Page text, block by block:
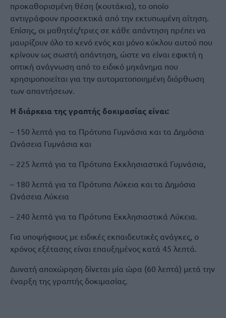
προκαθορισμένη θέση (κουτάκια), το οποίο
αντιγράφουν προσεκτικά από την εκτυπωμένη αίτηση.
Επίσης, οι μαθητές/τριες σε κάθε απάντηση πρέπει να
μαυρίζουν όλο το κενό ενός και μόνο κύκλου αυτού που
κρίνουν ως σωστή απάντηση, ώστε να είναι εφικτή η
οπτική ανάγνωση από το ειδικό μηχάνημα που
χρησιμοποιείται για την αυτοματοποιημένη διόρθωση
των απαντήσεων.
Η διάρκεια της γραπτής δοκιμασίας είναι:
– 150 λεπτά για τα Πρότυπα Γυμνάσια και τα Δημόσια
Ωνάσεια Γυμνάσια και
– 225 λεπτά για τα Πρότυπα Εκκλησιαστικά Γυμνάσια,
– 180 λεπτά για τα Πρότυπα Λύκεια και τα Δημόσια
Ωνάσεια Λύκεια
– 240 λεπτά για τα Πρότυπα Εκκλησιαστικά Λύκεια.
Για υποψήφιους με ειδικές εκπαιδευτικές ανάγκες, ο
χρόνος εξέτασης είναι επαυξημένος κατά 45 λεπτά.
Δυνατή αποχώρηση δίνεται μία ώρα (60 λεπτά) μετά την
έναρξη της γραπτής δοκιμασίας.